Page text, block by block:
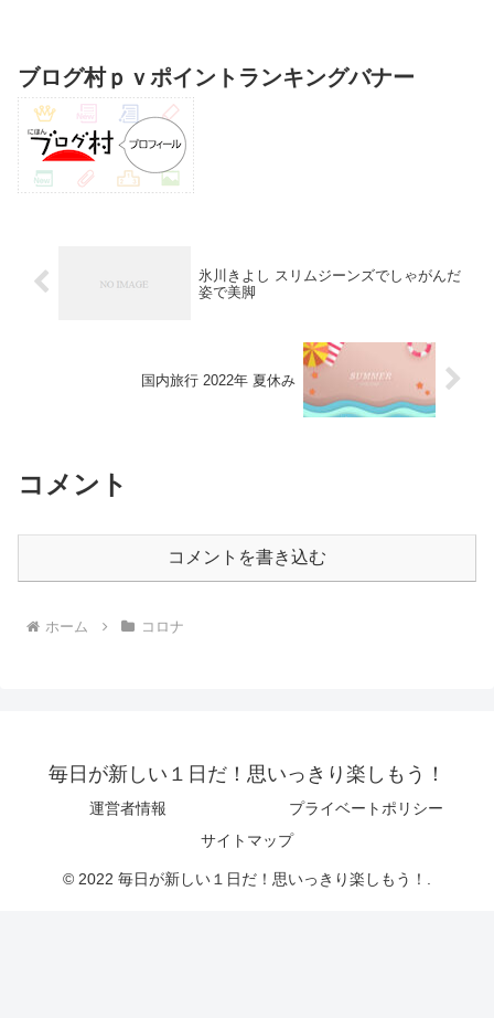
ブログ村ｐｖポイントランキングバナー
氷川きよし スリムジーンズでしゃがんだ
姿で美脚
国内旅行 2022年 夏休み
コメント
コメントを書き込む
ホーム コロナ
毎日が新しい１日だ！思いっきり楽しもう！
運営者情報
プライベートポリシー
サイトマップ
© 2022 毎日が新しい１日だ！思いっきり楽しもう！.